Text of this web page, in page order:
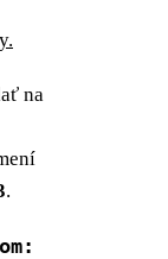
na
.